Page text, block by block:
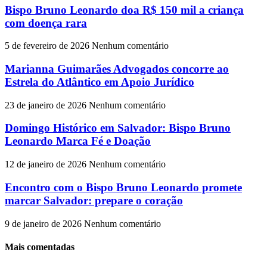
Bispo Bruno Leonardo doa R$ 150 mil a criança
com doença rara
5 de fevereiro de 2026 Nenhum comentário
Marianna Guimarães Advogados concorre ao
Estrela do Atlântico em Apoio Jurídico
23 de janeiro de 2026 Nenhum comentário
Domingo Histórico em Salvador: Bispo Bruno
Leonardo Marca Fé e Doação
12 de janeiro de 2026 Nenhum comentário
Encontro com o Bispo Bruno Leonardo promete
marcar Salvador: prepare o coração
9 de janeiro de 2026 Nenhum comentário
Mais comentadas